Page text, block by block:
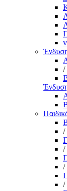
/
/
/
/
/